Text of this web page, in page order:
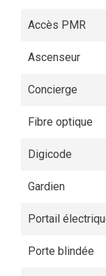
Accès PMR
Ascenseur
Concierge
Fibre optique
Digicode
Gardien
Portail
Porte blindée